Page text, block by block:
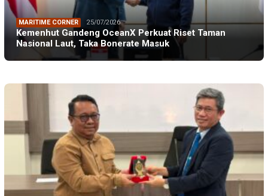
MARITIME CORNER 25/07/2026
Kemenhut Gandeng OceanX Perkuat Riset Taman
Nasional Laut, Taka Bonerate Masuk